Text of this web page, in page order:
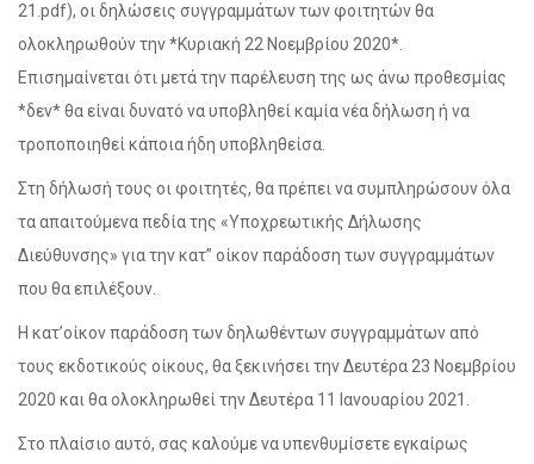
21.pdf), οι δηλώσεις συγγραμμάτων των φοιτητών θα
ολοκληρωθούν την *Κυριακή 22 Νοεμβρίου 2020*.
Επισημαίνεται ότι μετά την παρέλευση της ως άνω προθεσμίας
*δεν* θα είναι δυνατό να υποβληθεί καμία νέα δήλωση ή να
τροποποιηθεί κάποια ήδη υποβληθείσα.
Στη δήλωσή τους οι φοιτητές, θα πρέπει να συμπληρώσουν όλα
τα απαιτούμενα πεδία της «Υποχρεωτικής Δήλωσης
Διεύθυνσης» για την κατ” οίκον παράδοση των συγγραμμάτων
που θα επιλέξουν.
Η κατ’οίκον παράδοση των δηλωθέντων συγγραμμάτων από
τους εκδοτικούς οίκους, θα ξεκινήσει την Δευτέρα 23 Νοεμβρίου
2020 και θα ολοκληρωθεί την Δευτέρα 11 Ιανουαρίου 2021.
Στο πλαίσιο αυτό, σας καλούμε να υπενθυμίσετε εγκαίρως